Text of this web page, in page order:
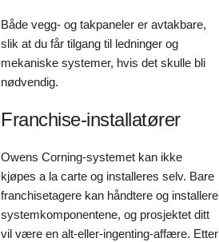
Både vegg- og takpaneler er avtakbare,
slik at du får tilgang til ledninger og
mekaniske systemer, hvis det skulle bli
nødvendig.
Franchise-installatører
Owens Corning-systemet kan ikke
kjøpes a la carte og installeres selv. Bare
franchisetagere kan håndtere og installere
systemkomponentene, og prosjektet ditt
vil være en alt-eller-ingenting-affære. Etter